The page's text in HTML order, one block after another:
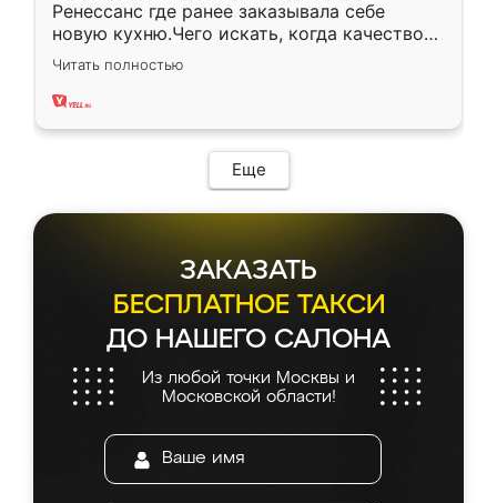
Ренессанс где ранее заказывала себе
новую кухню.Чего искать, когда качеством
вполне довольна. Служит кухня уже почти
два года, нареканий нет.
Читать полностью
Еще
ЗАКАЗАТЬ
БЕСПЛАТНОЕ ТАКСИ
ДО НАШЕГО САЛОНА
Из любой точки Москвы и
Московской области!